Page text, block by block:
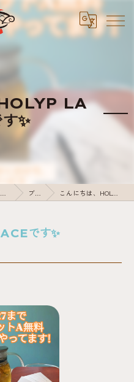
HOLYP LA
✨
愛知県岡崎市のレストランならPie Chefs Kitchen HOLY PLACE ブログ こんにちは、HOLYP LACEです✨
です✨